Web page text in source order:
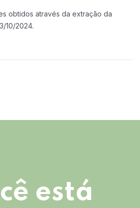
obtidos através da extração da
10/2024.
está